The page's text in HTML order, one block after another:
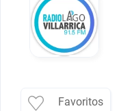
Favoritos